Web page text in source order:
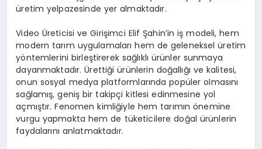
üretim yelpazesinde yer almaktadır.
Video Üreticisi ve Girişimci Elif Şahin’in iş modeli, hem
modern tarım uygulamaları hem de geleneksel üretim
yöntemlerini birleştirerek sağlıklı ürünler sunmaya
dayanmaktadır. Ürettiği ürünlerin doğallığı ve kalitesi,
onun sosyal medya platformlarında popüler olmasını
sağlamış, geniş bir takipçi kitlesi edinmesine yol
açmıştır. Fenomen kimliğiyle hem tarımın önemine
vurgu yapmakta hem de tüketicilere doğal ürünlerin
faydalarını anlatmaktadır.